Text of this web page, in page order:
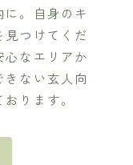
。自身のキ
つけてくだ
心なエリアか
ない玄人向
ります。